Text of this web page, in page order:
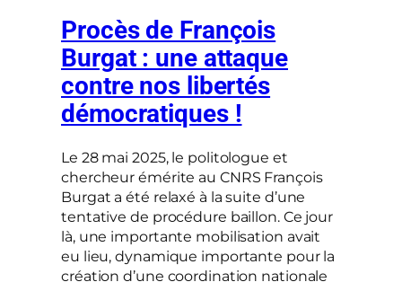
Procès de François
Burgat : une attaque
contre nos libertés
démocratiques !
Le 28 mai 2025, le politologue et
chercheur émérite au CNRS François
Burgat a été relaxé à la suite d’une
tentative de procédure baillon. Ce jour
là, une importante mobilisation avait
eu lieu, dynamique importante pour la
création d’une coordination nationale